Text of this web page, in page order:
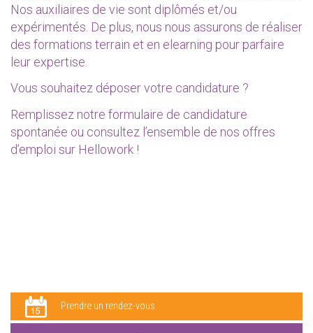
Nos auxiliaires de vie sont diplômés et/ou
expérimentés. De plus, nous nous assurons de réaliser
des formations terrain et en elearning pour parfaire
leur expertise.
Vous souhaitez déposer votre candidature ?
Remplissez notre formulaire de candidature
spontanée ou consultez l’ensemble de nos offres
d’emploi sur Hellowork !
Prendre un rendez-vous